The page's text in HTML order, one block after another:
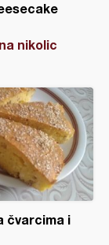
nikolic
čvarcima i